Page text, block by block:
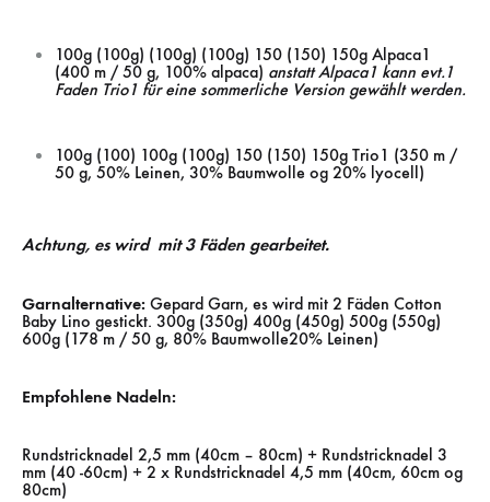
100g (100g) (100g) (100g) 150 (150) 150g Alpaca1
(400 m / 50 g, 100% alpaca) anstatt Alpaca1 kann evt.1
Faden Trio1 für eine sommerliche Version gewählt werden.
100g (100) 100g (100g) 150 (150) 150g Trio1 (350 m /
50 g, 50% Leinen, 30% Baumwolle og 20% lyocell)
Achtung, es wird mit 3 Fäden gearbeitet.
Garnalternative: Gepard Garn, es wird mit 2 Fäden Cotton
Baby Lino gestickt. 300g (350g) 400g (450g) 500g (550g)
600g (178 m / 50 g, 80% Baumwolle20% Leinen)
Empfohlene Nadeln:
Rundstricknadel 2,5 mm (40cm – 80cm) + Rundstricknadel 3
mm (40 -60cm) + 2 x Rundstricknadel 4,5 mm (40cm, 60cm og
80cm)